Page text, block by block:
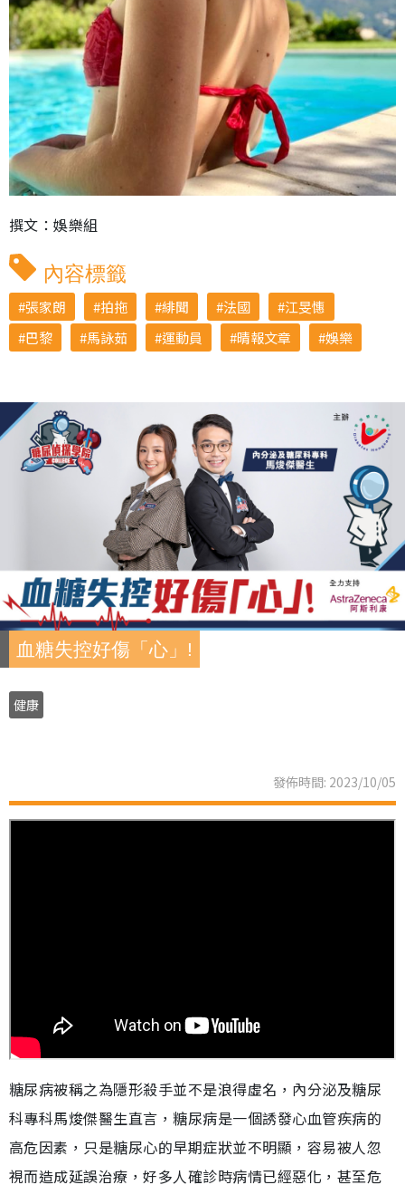
撰文：娛樂組
內容標籤
張家朗 拍拖 緋聞 法國
江旻憓
巴黎
馬詠茹 運動員 晴報文章 娛樂
血糖失控好傷「心」!
健康
發佈時間: 2023/10/05
糖尿病被稱之為隱形殺手並不是浪得虛名，內分泌及糖尿
科專科馬焌傑醫生直言，糖尿病是一個誘發心血管疾病的
高危因素，只是糖尿心的早期症狀並不明顯，容易被人忽
視而造成延誤治療，好多人確診時病情已經惡化，甚至危